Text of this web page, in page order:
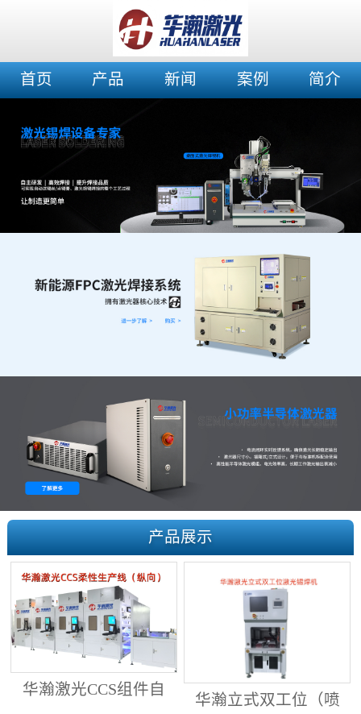
首页 产品 新闻 案例 简介
产品展示
华瀚激光CCS组件自
华瀚立式双工位（喷